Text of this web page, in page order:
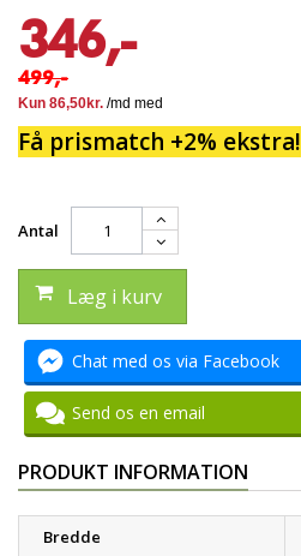
346,-
499,-
Få prismatch +2% ekstra!
Antal
Læg i kurv
Chat med os via Facebook
Send os en email
PRODUKT INFORMATION
Bredde